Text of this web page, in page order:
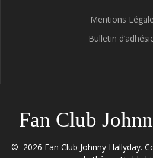
Mentions
Bulletin
Fan Club
© 2026 Fan Club Johnny Hallyday.